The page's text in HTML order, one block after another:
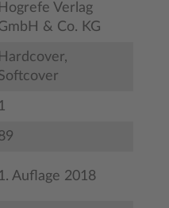
Hogrefe Verlag
& Co. KG
Hardcover,
1
1. Auflage 2018